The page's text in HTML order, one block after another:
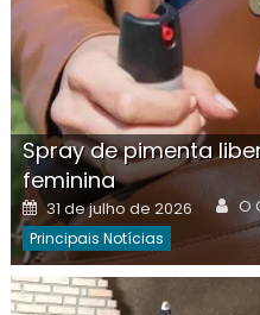
Spray de pimenta
feminina
Posted
on
31 de julho de 2026 O
Principais Notícias